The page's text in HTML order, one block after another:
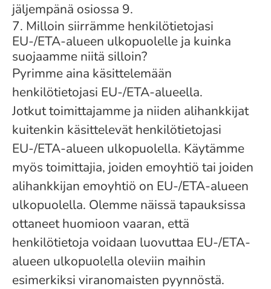
jäljempänä osiossa 9.
7. Milloin siirrämme henkilötietojasi
EU-/ETA-alueen ulkopuolelle ja kuinka
suojaamme niitä silloin?
Pyrimme aina käsittelemään
henkilötietojasi EU-/ETA-alueella.
Jotkut toimittajamme ja niiden alihankkijat
kuitenkin käsittelevät henkilötietojasi
EU-/ETA-alueen ulkopuolella. Käytämme
myös toimittajia, joiden emoyhtiö tai joiden
alihankkijan emoyhtiö on EU-/ETA-alueen
ulkopuolella. Olemme näissä tapauksissa
ottaneet huomioon vaaran, että
henkilötietoja voidaan luovuttaa EU-/ETA-
alueen ulkopuolella oleviin maihin
esimerkiksi viranomaisten pyynnöstä.